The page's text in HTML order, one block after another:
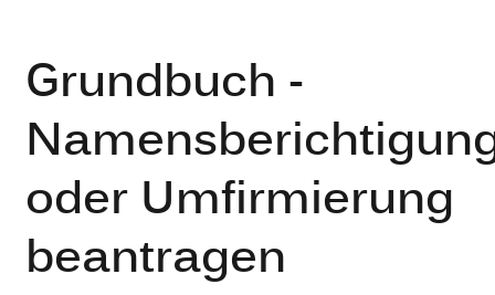
Grundbuch -
oder Umfirmierung
beantragen